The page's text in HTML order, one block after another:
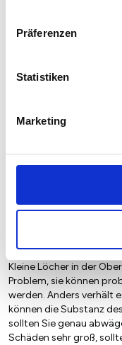
Präferenzen
Statistiken
Marketing
Werkzeug, wie
Ausleihen. Auch für das
sich Epoxidhartmörtel,
Wann muss
Kleine Löcher in der
Problem, sie können
werden. Anders verhält
können die Substanz
sollten Sie genau
Schäden sehr groß,